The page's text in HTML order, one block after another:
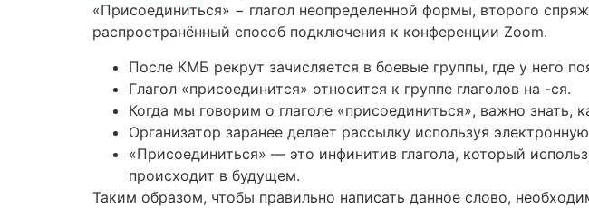
«Присоединиться» − глагол неопределенной формы, второго
распространённый способ подключения к конференции Zoom.
После КМБ рекрут зачисляется в боевые группы, где у него
Глагол «присоединится» относится к группе глаголов на -ся.
Когда мы говорим о глаголе «присоединиться», важно знать,
Организатор заранее делает рассылку используя
«Присоединиться» — это инфинитив глагола, который
происходит в будущем.
Таким образом, чтобы правильно написать данное слово,